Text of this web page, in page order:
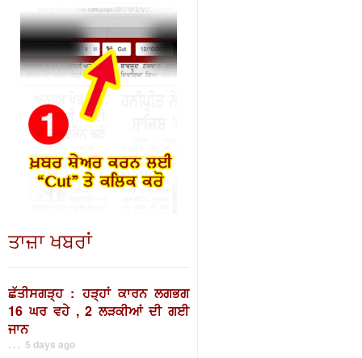
ਤਾਜ਼ਾ ਖਬਰਾਂ
ਛੱਤੀਸਗੜ੍ਹ : ਹੜ੍ਹਾਂ ਕਾਰਨ ਲਗਭਗ
16 ਘਰ ਵਹੇ , 2 ਲੜਕੀਆਂ ਦੀ ਗਈ
ਜਾਨ
. . . 5 days ago